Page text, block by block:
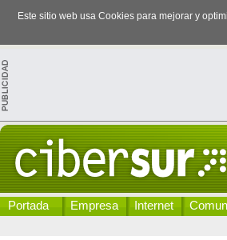
Este sitio web usa Cookies para mejorar y
Portada Empresa Internet